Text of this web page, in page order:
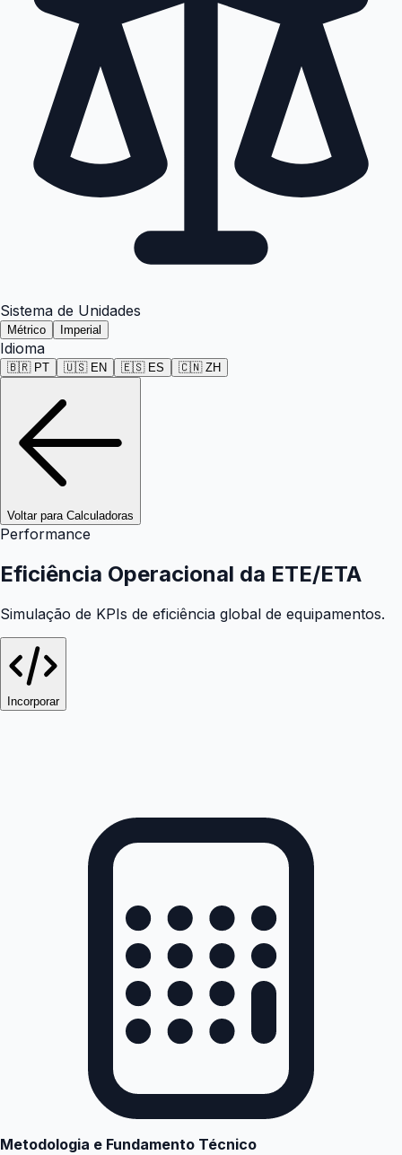
Sistema de Unidades
Métrico Imperial
Idioma
🇧🇷 PT 🇺🇸 EN 🇪🇸 ES 🇨🇳 ZH
Voltar para Calculadoras
Performance
Eficiência Operacional da ETE/ETA
Simulação de KPIs de eficiência global de equipamentos.
Incorporar
Metodologia e Fundamento Técnico